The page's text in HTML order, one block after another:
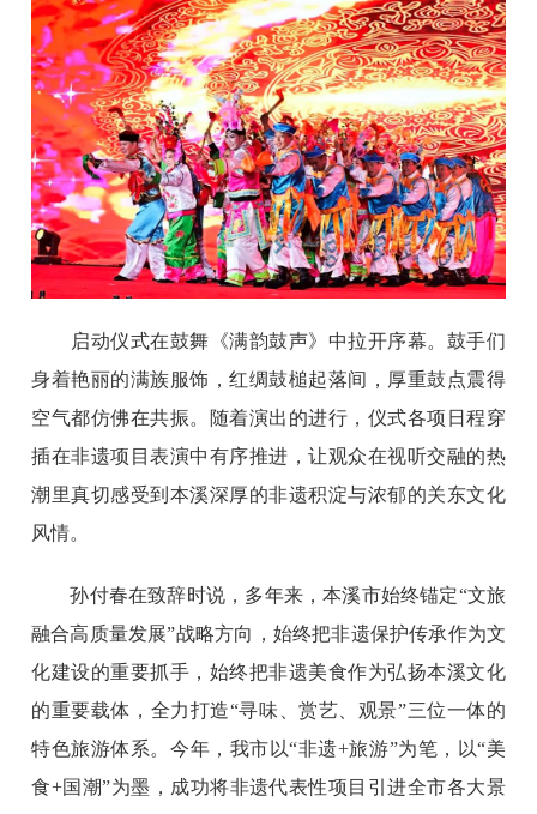
启动仪式在鼓舞《满韵鼓声》中拉开序幕。鼓手们
身着艳丽的满族服饰，红绸鼓槌起落间，厚重鼓点震得
空气都仿佛在共振。随着演出的进行，仪式各项日程穿
插在非遗项目表演中有序推进，让观众在视听交融的热
潮里真切感受到本溪深厚的非遗积淀与浓郁的关东文化
风情。
孙付春在致辞时说，多年来，本溪市始终锚定“文旅
融合高质量发展”战略方向，始终把非遗保护传承作为文
化建设的重要抓手，始终把非遗美食作为弘扬本溪文化
的重要载体，全力打造“寻味、赏艺、观景”三位一体的
特色旅游体系。今年，我市以“非遗+旅游”为笔，以“美
食+国潮”为墨，成功将非遗代表性项目引进全市各大景